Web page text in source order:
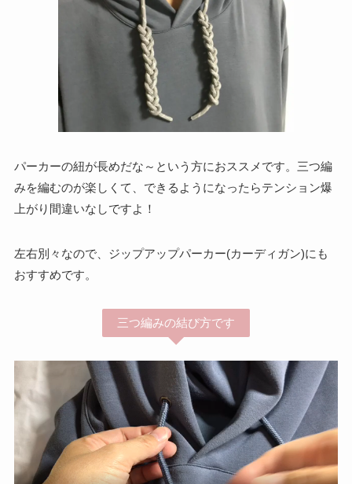
パーカーの紐が長めだな～という方におススメです。三つ編
みを編むのが楽しくて、できるようになったらテンション爆
上がり間違いなしですよ！
左右別々なので、ジップアップパーカー(カーディガン)にも
おすすめです。
三つ編みの結び方です